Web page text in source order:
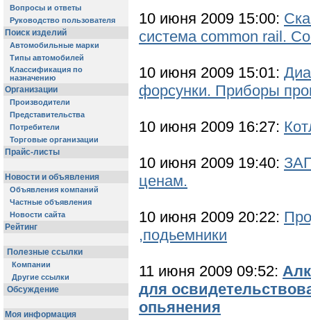
Вопросы и ответы
Руководство пользователя
Поиск изделий
Автомобильные марки
Типы автомобилей
Классификация по
назначению
Организации
Производители
Представительства
Потребители
Торговые организации
Прайс-листы
Новости и объявления
Объявления компаний
Частные объявления
Новости сайта
Рейтинг
Полезные ссылки
Компании
Другие ссылки
Обсуждение
Моя информация
10 июня 2009 15:00:
система common rail.
10 июня 2009 15:01:
форсунки. Приборы
10 июня 2009 16:27:
10 июня 2009 19:40:
ценам.
10 июня 2009 20:22:
,подьемники
11 июня 2009 09:52:
для
опьянения